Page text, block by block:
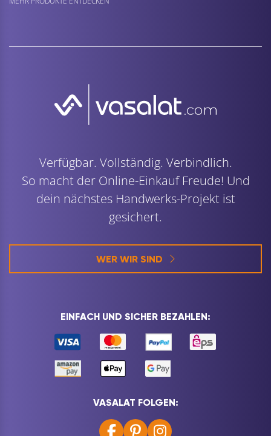
Verfügbar. Vollständig. Verbindlich.
So macht der Online-Einkauf Freude! Und
dein nächstes Handwerks-Projekt ist
gesichert.
WER WIR SIND
EINFACH UND SICHER BEZAHLEN:
VASALAT FOLGEN: